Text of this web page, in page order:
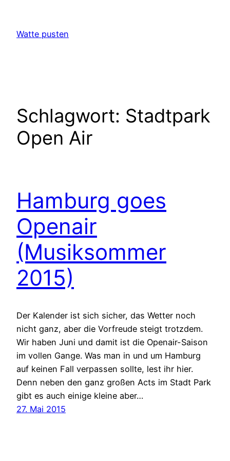
springen
Watte pusten
Schlagwort: Stadtpark
Open Air
Hamburg goes
Openair
(Musiksommer
2015)
Der Kalender ist sich sicher, das Wetter noch
nicht ganz, aber die Vorfreude steigt trotzdem.
Wir haben Juni und damit ist die Openair-Saison
im vollen Gange. Was man in und um Hamburg
auf keinen Fall verpassen sollte, lest ihr hier.
Denn neben den ganz großen Acts im Stadt Park
gibt es auch einige kleine aber…
27. Mai 2015